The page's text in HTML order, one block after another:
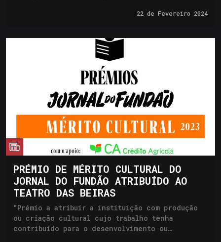
22 de Fevereiro 2024
PRÉMIO DE MÉRITO CULTURAL DO
JORNAL DO FUNDÃO ATRIBUÍDO AO
TEATRO DAS BEIRAS
"Prémio a atribuir a instituição com produção
ou criação cultural cujo trabalho tenha
contribuído para o desenvolvimento ou